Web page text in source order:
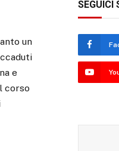
un
e
corso
SEGUICI